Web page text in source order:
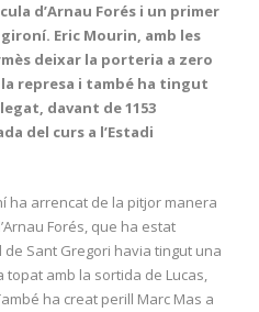
d’Arnau Forés i un primer
Eric Mourin, amb les
deixar la porteria a zero
represa i també ha tingut
davant de 1153
del curs a l’Estadi
ha arrencat de la pitjor manera
Forés, que ha estat
Sant Gregori havia tingut una
amb la sortida de Lucas,
ha creat perill Marc Mas a